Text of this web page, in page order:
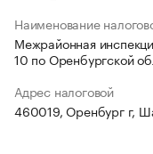
Наименование
Межрайонная
10 по Оренбургской
Адрес налоговой
460019, Оренбург г,